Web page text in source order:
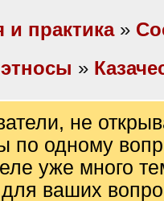
и практика»
»
не
по одному
уже много
ваших